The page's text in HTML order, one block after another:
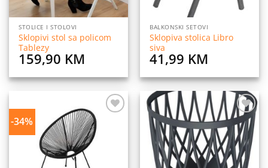
STOLICE I STOLOVI
Sklopivi stol sa policom
Tablezy
159,90 KM
BALKONSKI SETOVI
Sklopiva stolica Libro
siva
41,99 KM
-34%
Dodaj
na
listu
želja